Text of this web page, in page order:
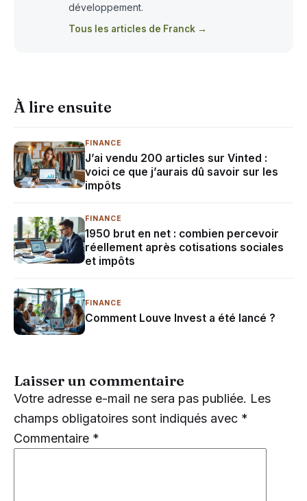
développement.
Tous les articles de Franck →
À lire ensuite
FINANCE
J’ai vendu 200 articles sur Vinted :
voici ce que j’aurais dû savoir sur les
impôts
FINANCE
1950 brut en net : combien percevoir
réellement après cotisations sociales
et impôts
FINANCE
Comment Louve Invest a été lancé ?
Laisser un commentaire
Votre adresse e-mail ne sera pas publiée. Les
champs obligatoires sont indiqués avec *
Commentaire *